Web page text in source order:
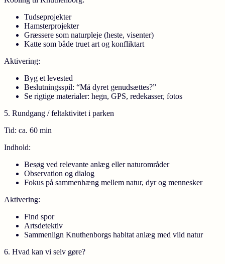
Tudseprojekter
Hamsterprojekter
Græssere som naturpleje (heste, visenter)
Katte som både truet art og konfliktart
Aktivering:
Byg et levested
Beslutningsspil: “Må dyret genudsættes?”
Se rigtige materialer: hegn, GPS, redekasser, fotos
5. Rundgang / feltaktivitet i parken
Tid: ca. 60 min
Indhold:
Besøg ved relevante anlæg eller naturområder
Observation og dialog
Fokus på sammenhæng mellem natur, dyr og mennesker
Aktivering:
Find spor
Artsdetektiv
Sammenlign Knuthenborgs habitat anlæg med vild natur
6. Hvad kan vi selv gøre?